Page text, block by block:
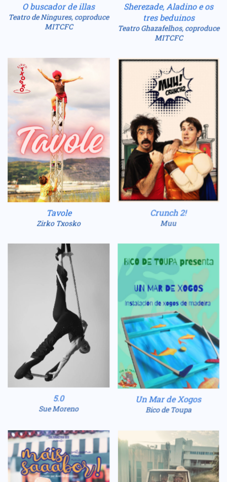
O buscador de illas
Teatro de Ningures, coproduce
MITCFC
Sherezade, Aladino e os
tres beduinos
Teatro Ghazafelhos, coproduce
MITCFC
Tavole
Zirko Txosko
Crunch 2!
Muu
5.0
Sue Moreno
Un Mar de Xogos
Bico de Toupa